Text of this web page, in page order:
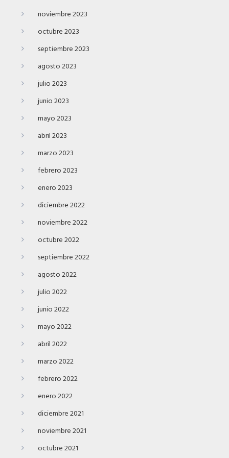
noviembre 2023
octubre 2023
septiembre 2023
agosto 2023
julio 2023
junio 2023
mayo 2023
abril 2023
marzo 2023
febrero 2023
enero 2023
diciembre 2022
noviembre 2022
octubre 2022
septiembre 2022
agosto 2022
julio 2022
junio 2022
mayo 2022
abril 2022
marzo 2022
febrero 2022
enero 2022
diciembre 2021
noviembre 2021
octubre 2021